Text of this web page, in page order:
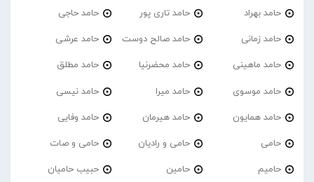
حامد بهراد حامد تاری پور حامد حاجی
حامد زمانی حامد صالح دوست حامد عرشی
حامد ماهینی حامد محضرنیا حامد مطلق
حامد موسوی حامد میرا حامد نیسی
حامد همایون حامد هیرمان حامد وفایی
حامی حامی و رادیان حامی و صات
حامیم حامین حبیب حامیان